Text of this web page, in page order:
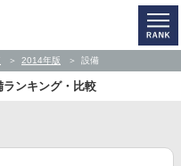
2014年版 設備
ランキング・比較